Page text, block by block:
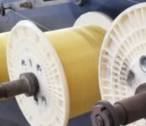
শক্তিশালীকরণ এফআরপি
প্রোফাইল স্ট্র্যান্ড স্ট্রাকচারাল
জন্য বিরতির সময় 15 শতাংশ
করে
Product Description: The
Member is an advanced